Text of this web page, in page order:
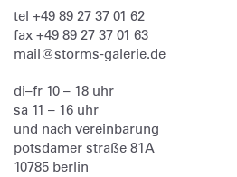
tel +49 89 27 37 01 62
fax +49 89 27 37 01 63
mail@storms-galerie.de
di–fr 10 – 18 uhr
sa 11 – 16 uhr
und nach vereinbarung
potsdamer straße 81A
10785 berlin